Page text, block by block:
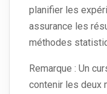
planifier les
assurance les
méthodes
Remarque : Un
contenir les deux